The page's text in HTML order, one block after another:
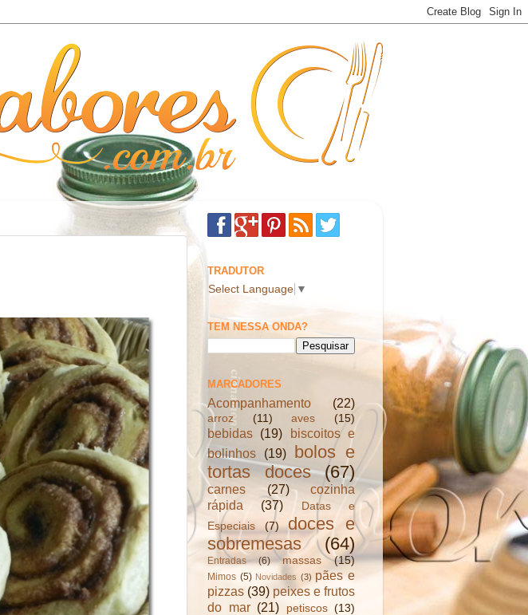
TRADUTOR
Select Language ▼
TEM NESSA ONDA?
MARCADORES
Acompanhamento (22)
arroz (11) aves (15)
bebidas (19)
biscoitos e
bolinhos
(19)
bolos e
tortas doces
(67)
carnes (27)
cozinha
rápida
(37)
Datas e
Especiais
(7)
doces e
sobremesas
(64)
Entradas (6) massas (15)
Mimos (5) Novidades (3) pães e
pizzas (39) peixes e frutos
do mar (21) petiscos (13)